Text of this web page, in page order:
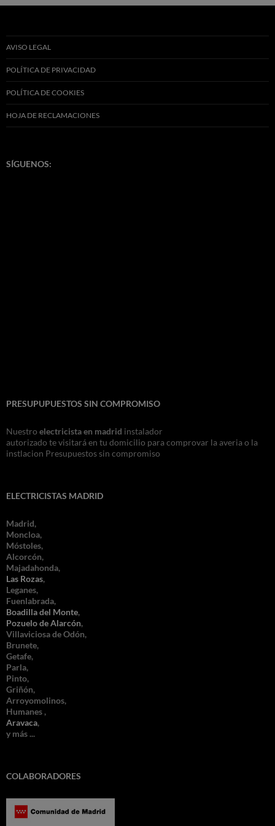
AVISO LEGAL
POLÍTICA DE PRIVACIDAD
POLÍTICA DE COOKIES
HOJA DE RECLAMACIONES
SÍGUENOS:
PRESUPUPUESTOS SIN COMPROMISO
Nuestro electricista en madrid instalador
autorizado te visitará en tu domicilio para comprovar la averia o la
instlacion Presupuestos sin compromiso
ELECTRICISTAS MADRID
Madrid,
Moncloa,
Móstoles,
Alcorcón,
Majadahonda,
Las Rozas,
Leganes,
Fuenlabrada,
Boadilla del Monte,
Pozuelo de Alarcón,
Villaviciosa de Odón,
Brunete,
Getafe,
Parla,
Pinto,
Griñón,
Arroyomolinos,
Humanes ,
Aravaca,
y más ...
COLABORADORES